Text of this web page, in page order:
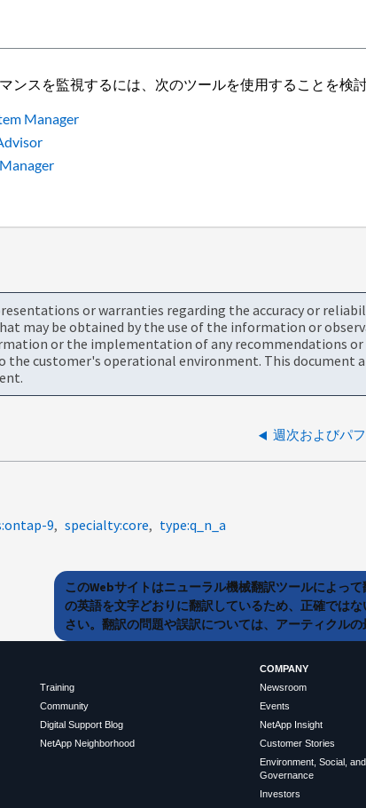
ンスを監視するには、次のツールを使用することを検討
Manager
or warranties regarding the accuracy or
may be obtained by the use of the information or
or the implementation of any recommendations
customer's operational environment. This document
9 specialty:core type:q_n_a
このWebサイトはニューラル機械翻訳ツールによっ
の英語を文字どおりに翻訳しているため、正確では
さい。翻訳の問題や誤訳については、アーティクル
Training
Community
Digital Support Blog
NetApp Neighborhood
COMPANY
Newsroom
Events
NetApp Insight
Customer Stories
Environment, Social, and
Governance
Investors